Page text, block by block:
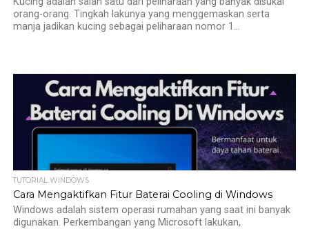
orang-orang. Tingkah lakunya yang menggemaskan serta
manja jadikan kucing sebagai peliharaan nomor 1...
TUTORIAL WINDOWS
Cara Mengaktifkan Fitur Baterai Cooling di Windows
Windows adalah sistem operasi rumahan yang saat ini banyak
digunakan. Perkembangan yang Microsoft lakukan,